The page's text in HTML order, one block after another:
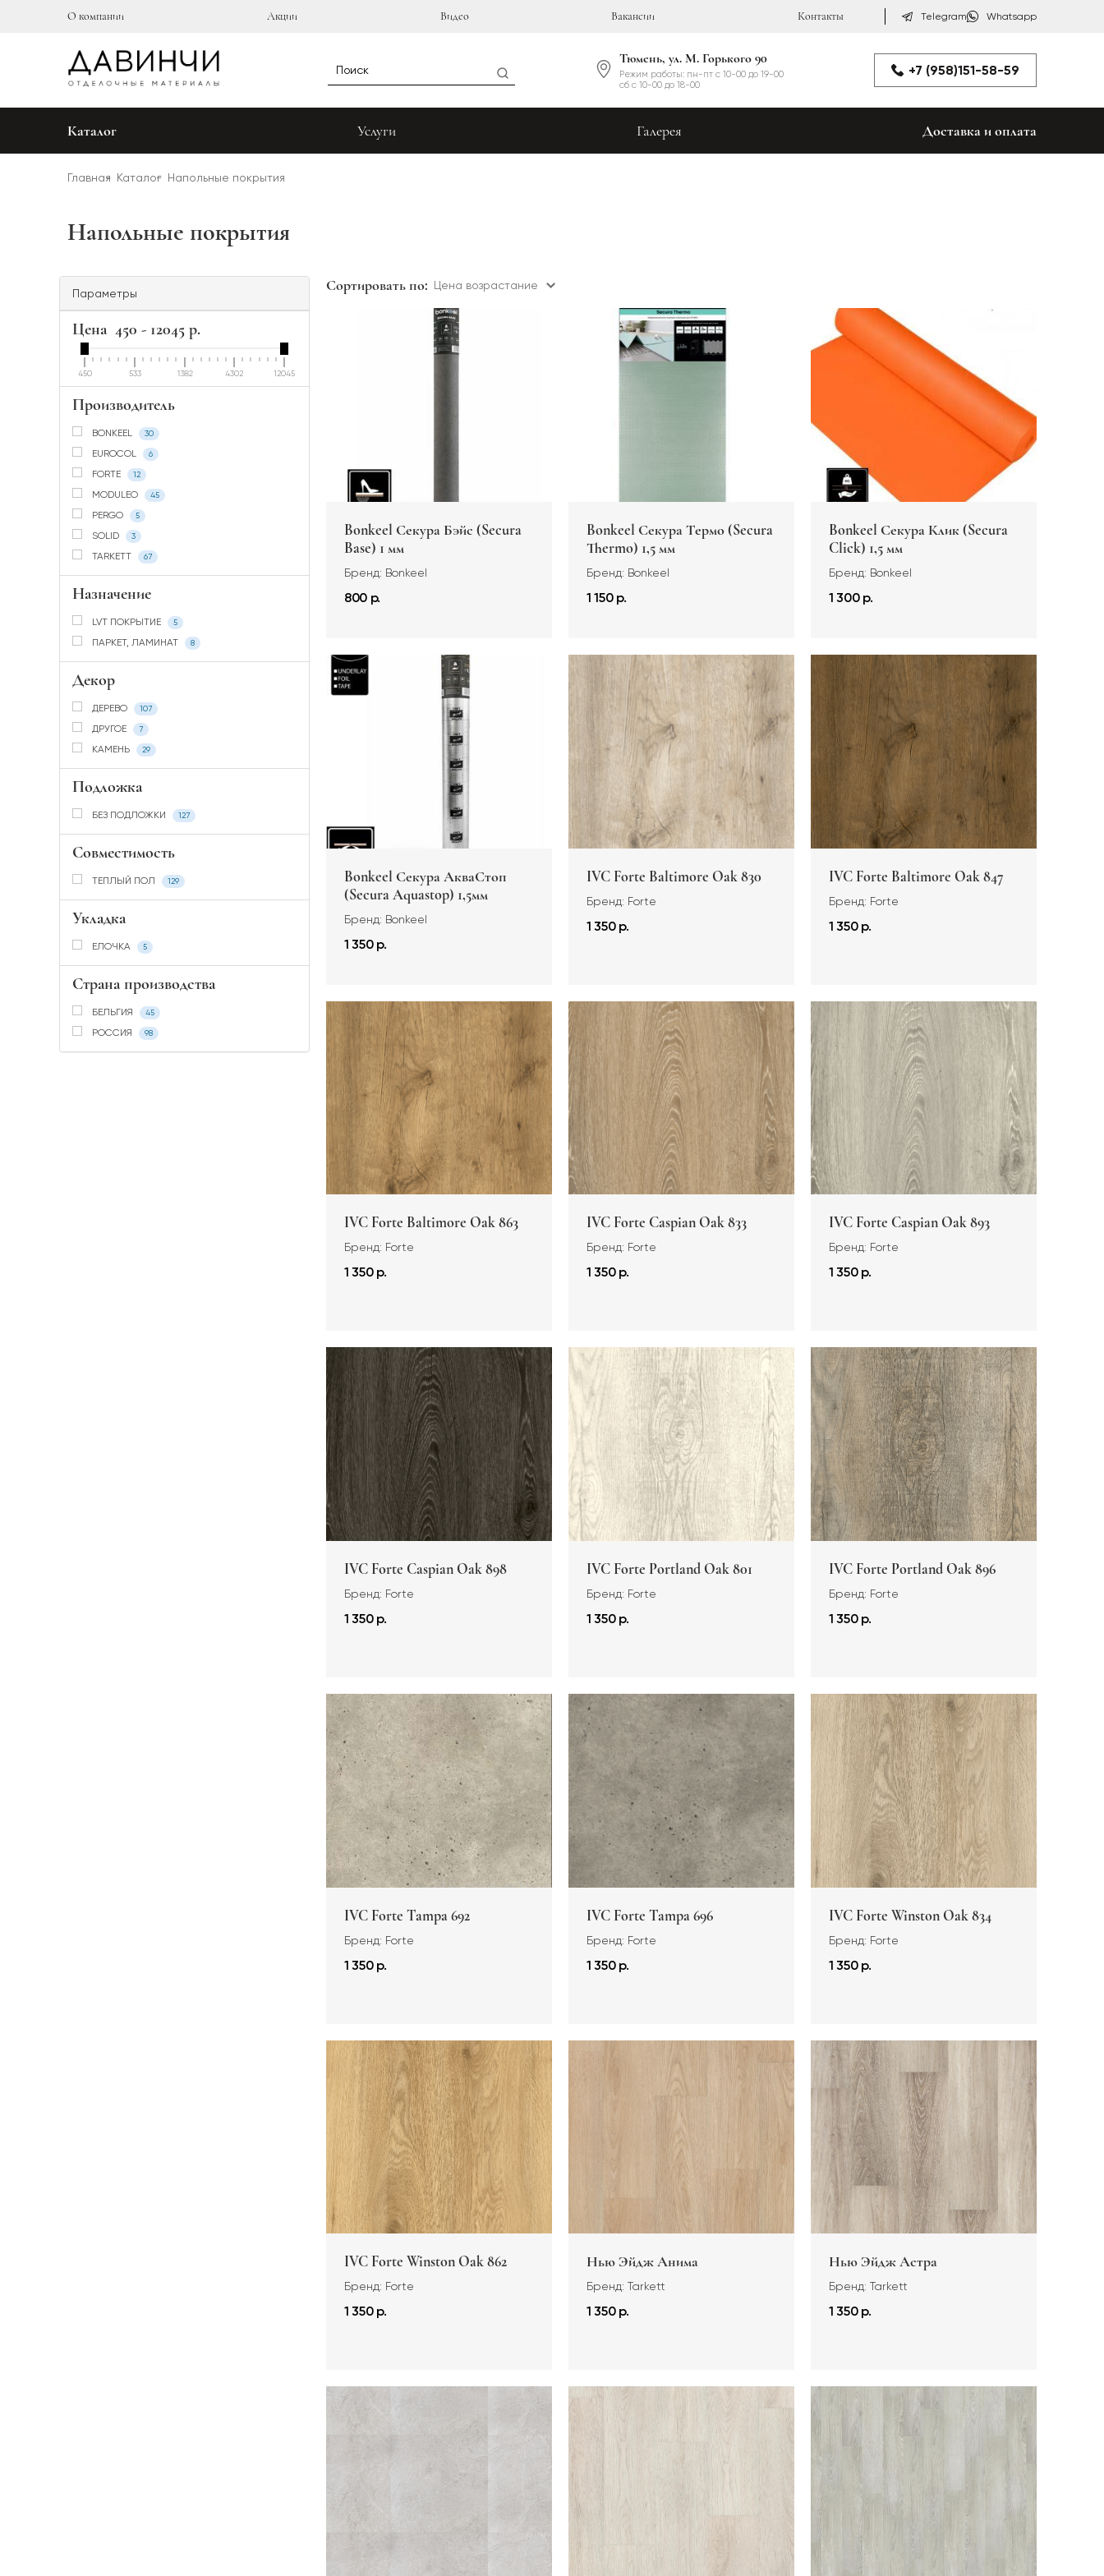
О компании Акции Видео Вакансии Контакты Telegram Whatsapp
Тюмень, ул. М. Горького 90
Режим работы: пн-пт с 10-00 до 19-00
сб с 10-00 до 18-00
+7 (958)151-58-59
Каталог Услуги Галерея Доставка и оплата
Главная Каталог Напольные покрытия
Напольные покрытия
Параметры
Цена 450 - 12045 р.
450 533 1382 4302 12045
Производитель
BONKEEL 30
EUROCOL 6
FORTE 12
MODULEO 45
PERGO 5
SOLID 3
TARKETT 67
Назначение
LVT ПОКРЫТИЕ 5
ПАРКЕТ, ЛАМИНАТ 8
Декор
ДЕРЕВО 107
ДРУГОЕ 7
КАМЕНЬ 29
Подложка
БЕЗ ПОДЛОЖКИ 127
Совместимость
ТЕПЛЫЙ ПОЛ 129
Укладка
ЕЛОЧКА 5
Страна производства
БЕЛЬГИЯ 45
РОССИЯ 98
Сортировать по: Цена возрастание
Bonkeel Секура Бэйс (Secura
Base) 1 мм
Бренд: Bonkeel
800 р.
Bonkeel Секура Термо (Secura
Thermo) 1,5 мм
Бренд: Bonkeel
1 150 р.
Bonkeel Секура Клик (Secura
Click) 1,5 мм
Бренд: Bonkeel
1 300 р.
Bonkeel Секура АкваСтоп
(Secura Aquastop) 1,5мм
Бренд: Bonkeel
1 350 р.
IVC Forte Baltimore Oak 830
Бренд: Forte
1 350 р.
IVC Forte Baltimore Oak 847
Бренд: Forte
1 350 р.
IVC Forte Baltimore Oak 863
Бренд: Forte
1 350 р.
IVC Forte Caspian Oak 833
Бренд: Forte
1 350 р.
IVC Forte Caspian Oak 893
Бренд: Forte
1 350 р.
IVC Forte Caspian Oak 898
Бренд: Forte
1 350 р.
IVC Forte Portland Oak 801
Бренд: Forte
1 350 р.
IVC Forte Portland Oak 896
Бренд: Forte
1 350 р.
IVC Forte Tampa 692
Бренд: Forte
1 350 р.
IVC Forte Tampa 696
Бренд: Forte
1 350 р.
IVC Forte Winston Oak 834
Бренд: Forte
1 350 р.
IVC Forte Winston Oak 862
Бренд: Forte
1 350 р.
Нью Эйдж Анима
Бренд: Tarkett
1 350 р.
Нью Эйдж Астра
Бренд: Tarkett
1 350 р.